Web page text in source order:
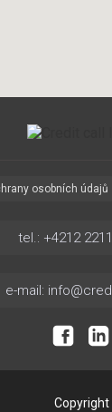
osobních údajů
tel.: +4212
e-mail:
Copyright